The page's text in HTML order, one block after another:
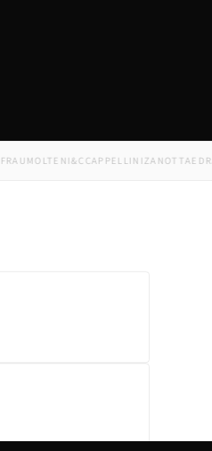
MOLTENI&C CAPPELLINI ZANOTTA EDRA